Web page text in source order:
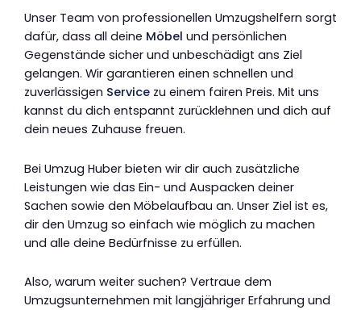
Unser Team von professionellen Umzugshelfern sorgt
dafür, dass all deine Möbel und persönlichen
Gegenstände sicher und unbeschädigt ans Ziel
gelangen. Wir garantieren einen schnellen und
zuverlässigen Service zu einem fairen Preis. Mit uns
kannst du dich entspannt zurücklehnen und dich auf
dein neues Zuhause freuen.
Bei Umzug Huber bieten wir dir auch zusätzliche
Leistungen wie das Ein- und Auspacken deiner
Sachen sowie den Möbelaufbau an. Unser Ziel ist es,
dir den Umzug so einfach wie möglich zu machen
und alle deine Bedürfnisse zu erfüllen.
Also, warum weiter suchen? Vertraue dem
Umzugsunternehmen mit langjähriger Erfahrung und